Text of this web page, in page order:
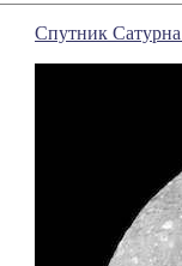
Спутник